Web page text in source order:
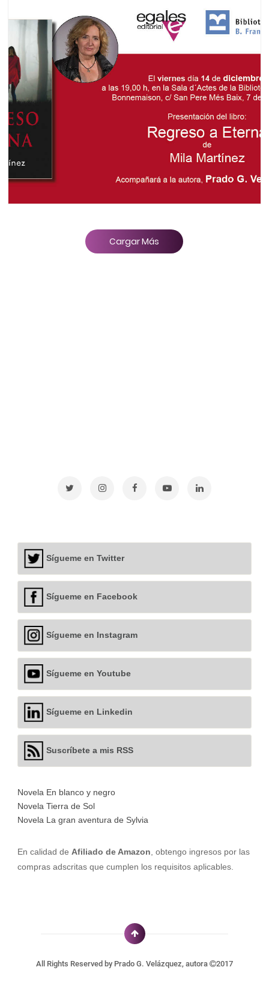
Cargar Más
Sígueme en Twitter
Sígueme en Facebook
Sígueme en Instagram
Sígueme en Youtube
Sígueme en Linkedin
Suscríbete a mis RSS
Novela En blanco y negro
Novela Tierra de Sol
Novela La gran aventura de Sylvia
En calidad de Afiliado de Amazon , obtengo ingresos por las
compras adscritas que cumplen los requisitos aplicables.
All Rights Reserved by Prado G. Velázquez, autora 2017